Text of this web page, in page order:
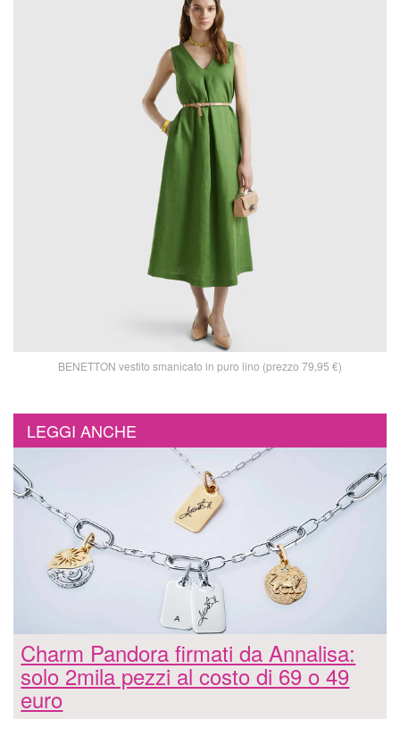
BENETTON vestito smanicato in puro lino (prezzo 79,95 €)
LEGGI ANCHE
Charm Pandora firmati da Annalisa:
solo 2mila pezzi al costo di 69 o 49
euro